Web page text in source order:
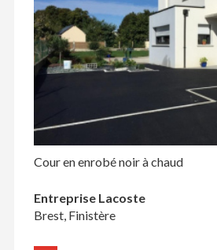
Cour en enrobé noir à chaud
Entreprise Lacoste
Brest, Finistère